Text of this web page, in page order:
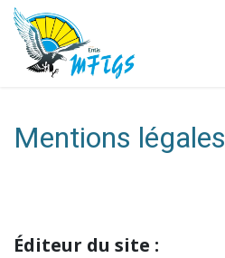
Se rendre au contenu
Mentions légales
Éditeur du site :